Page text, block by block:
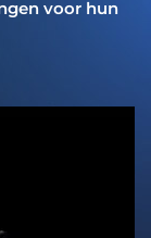
voor hun